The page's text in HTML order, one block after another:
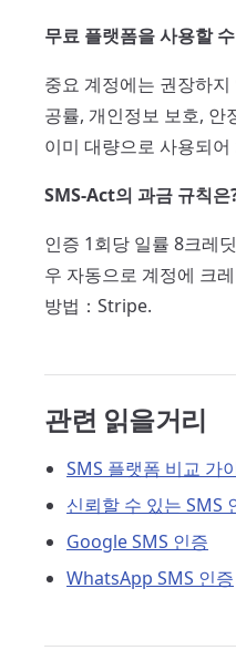
무료 플랫폼을 사용할
중요 계정에는 권장하
공률, 개인정보 보호, 안
이미 대량으로 사용되
SMS-Act의 과금 규칙은
인증 1회당 일률 8크레
우 자동으로 계정에 크
방법：Stripe.
관련 읽을거리
SMS 플랫폼 비교 가
신뢰할 수 있는 SMS
Google SMS 인증
WhatsApp SMS 인증